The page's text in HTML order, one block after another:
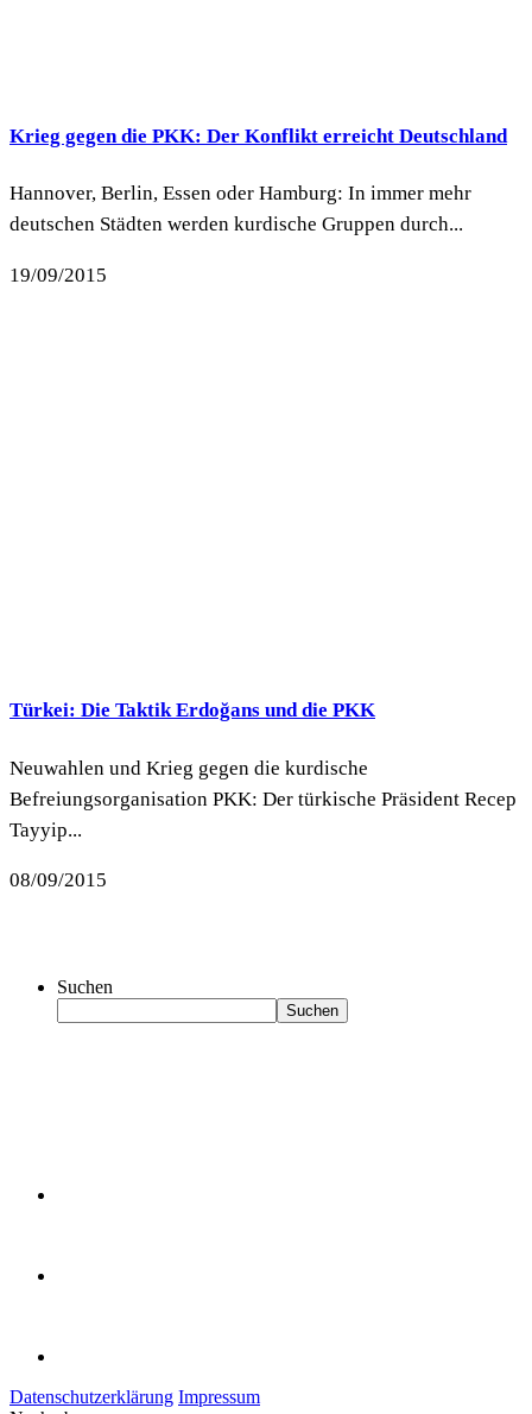
Krieg gegen die PKK: Der Konflikt erreicht Deutschland
Hannover, Berlin, Essen oder Hamburg: In immer mehr
deutschen Städten werden kurdische Gruppen durch...
19/09/2015
Türkei: Die Taktik Erdoğans und die PKK
Neuwahlen und Krieg gegen die kurdische
Befreiungsorganisation PKK: Der türkische Präsident Recep
Tayyip...
08/09/2015
Suchen
Suchen
Datenschutzerklärung Impressum